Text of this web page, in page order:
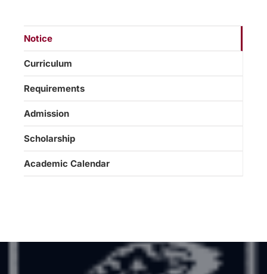
Notice
Curriculum
Requirements
Admission
Scholarship
Academic Calendar